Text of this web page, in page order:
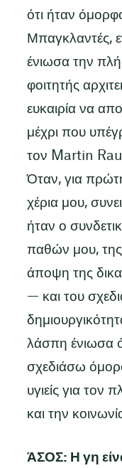
ότι ήταν
Μπαγκλαντές,
ένιωσα την
φοιτητής
ευκαιρία να
μέχρι που
τον Martin
Όταν, για
χέρια μου,
ήταν ο
παθών μου,
άποψη της
— και του
λάσπη ένιωσα
σχεδιάσω
υγιείς για τον
και την
ΆΣΟΣ: Η γη